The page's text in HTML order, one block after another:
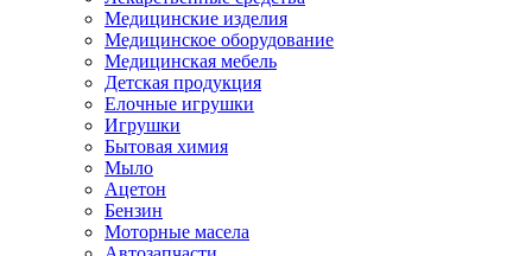
Медицинские изделия
Медицинское оборудование
Медицинская мебель
Детская продукция
Елочные игрушки
Игрушки
Бытовая химия
Мыло
Ацетон
Бензин
Моторные масела